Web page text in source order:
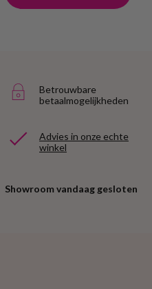
Betrouwbare
betaalmogelijkheden
Advies in onze echte
winkel
Showroom vandaag gesloten